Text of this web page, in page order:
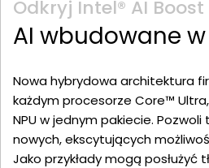
Odkryj Intel® AI Boost
AI wbudowane
Nowa hybrydowa architektura
każdym procesorze Core™ Ultra,
NPU w jednym pakiecie.
nowych, ekscytujących
Jako przykłady mogą posłużyć